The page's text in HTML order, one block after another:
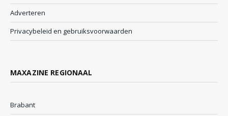
Adverteren
Privacybeleid en gebruiksvoorwaarden
MAXAZINE REGIONAAL
Brabant